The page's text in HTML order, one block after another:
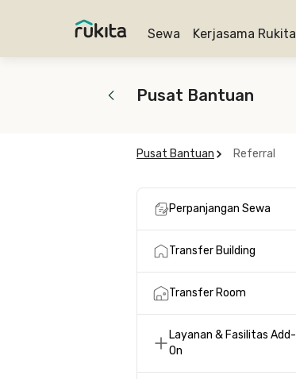
Sewa Kerjasama Rukita
Pusat Bantuan
Pusat Bantuan Referral
Perpanjangan Sewa
Transfer Building
Transfer Room
Layanan & Fasilitas Add-
On